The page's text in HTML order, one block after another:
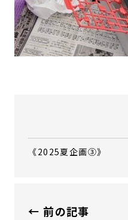
《2025夏企画③》
← 前の記事